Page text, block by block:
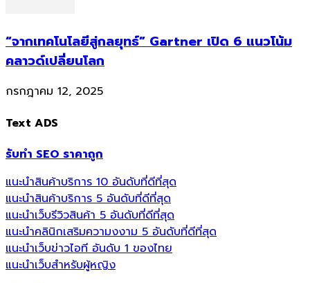
“จากเทคโนโลยีสู่กลยุทธ์” Gartner เปิด 6 แนวโน้ม
คลาวด์เปลี่ยนโลก
กรกฎาคม 12, 2025
Text ADS
รับทำ SEO ราคาถูก
แนะนำสินค้าบริการ 10 อันดับที่ดีที่สุด
แนะนำสินค้าบริการ 5 อันดับที่ดีที่สุด
แนะนำเว็บรีวิวสินค้า 5 อันดับที่ดีที่สุด
แนะนำคลินิกเสริมความงงาม 5 อันดับที่ดีที่สุด
แนะนำเว็บข่าวไอที อันดับ 1 ของไทย
แนะนำเว็บสำหรับผู้หญิง